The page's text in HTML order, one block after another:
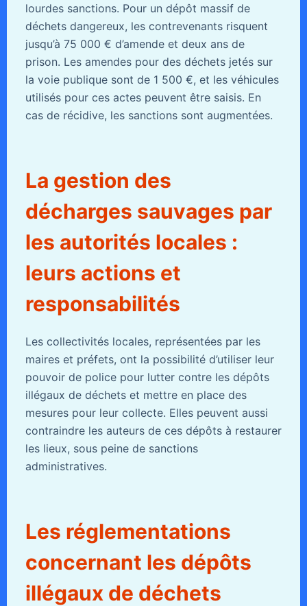
lourdes sanctions. Pour un dépôt massif de
déchets dangereux, les contrevenants risquent
jusqu’à 75 000 € d’amende et deux ans de
prison. Les amendes pour des déchets jetés sur
la voie publique sont de 1 500 €, et les véhicules
utilisés pour ces actes peuvent être saisis. En
cas de récidive, les sanctions sont augmentées.
La gestion des
décharges sauvages par
les autorités locales :
leurs actions et
responsabilités
Les collectivités locales, représentées par les
maires et préfets, ont la possibilité d’utiliser leur
pouvoir de police pour lutter contre les dépôts
illégaux de déchets et mettre en place des
mesures pour leur collecte. Elles peuvent aussi
contraindre les auteurs de ces dépôts à restaurer
les lieux, sous peine de sanctions
administratives.
Les réglementations
concernant les dépôts
illégaux de déchets